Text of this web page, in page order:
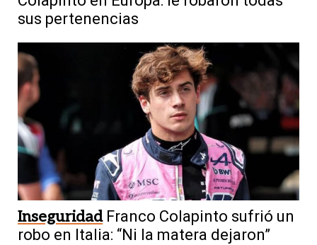
sus pertenencias
Inseguridad Franco Colapinto sufrió un
robo en Italia: “Ni la matera dejaron”